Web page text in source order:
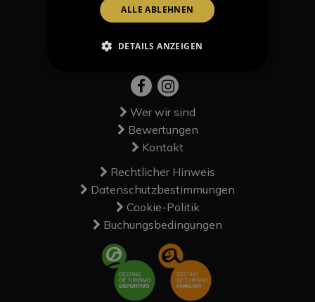
Passeig Marítim, 08398 Santa Susanna -
Wer wir sind
Bewertungen
Kontakt
Rechtlicher Hinweis
Datenschutzbestimmungen
Cookie-Politik
Buchungsbedingungen
ALLE ABLEHNEN
DETAILS ANZEIGEN